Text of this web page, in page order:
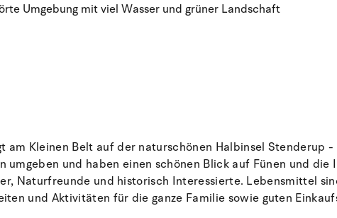
Umgebung mit viel Wasser und grüner Landschaft
am Kleinen Belt auf der naturschönen Halbinsel Stenderup
umgeben und haben einen schönen Blick auf Fünen und
Naturfreunde und historisch Interessierte. Lebensmittel
und Aktivitäten für die ganze Familie sowie guten